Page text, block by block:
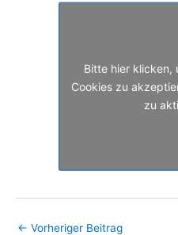
Bitte hier klicken,
Cookies zu
zu
← Vorheriger Beitrag